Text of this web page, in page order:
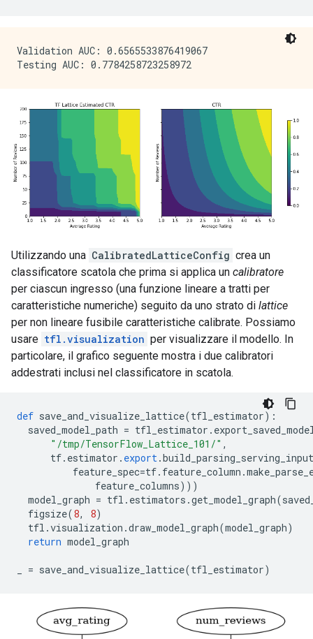
Validation AUC: 0.6565533876419067
Utilizzando una CalibratedLatticeConfig crea un
classificatore scatola che prima si applica un calibratore
per ciascun ingresso (una funzione lineare a tratti per
caratteristiche numeriche) seguito da uno strato di lattice
per non lineare fusibile caratteristiche calibrate. Possiamo
usare tfl.visualization per visualizzare il modello. In
particolare, il grafico seguente mostra i due calibratori
addestrati inclusi nel classificatore in scatola.
def save_and_visualize_lattice(tfl_estimator):
saved_model_path = tfl_estimator .
"/tmp/TensorFlow_Lattice_101/" ,
tf. estimator . export.
feature_spec=tf. feature_column .
feature_columns)))
model_graph = tfl . estimators .get_model_graph(
figsize(8, 8)
tfl .visualization .draw_model_graph(model_graph)
return model_graph
= save_and_visualize_lattice(tfl_estimator)